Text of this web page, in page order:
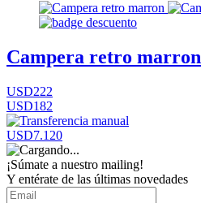
Campera retro marron
USD222
USD182
USD7.120
¡Súmate a nuestro mailing!
Y entérate de las últimas novedades